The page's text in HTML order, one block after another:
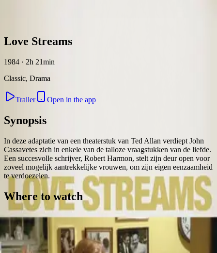
Love Streams
1984 · 2h 21min
Classic, Drama
Trailer Open in the app
Synopsis
In deze adaptatie van een theaterstuk van Ted Allan verdiept John
Cassavetes zich in enkele van de talloze vraagstukken van de liefde.
Een succesvolle schrijver, Robert Harmon, stelt zijn deur open voor
zoveel mogelijk aantrekkelijke vrouwen, om zijn eigen eenzaamheid
te verdoezelen.
Where to watch
ContactFeedbackPrivacyTerms
© 2026 Byoscoop ·a product of Boydroid B.V.